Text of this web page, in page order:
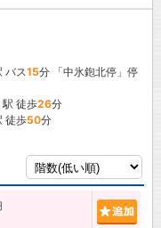
バス15分 「中氷鉋北停」停
駅 徒歩26分
徒歩50分